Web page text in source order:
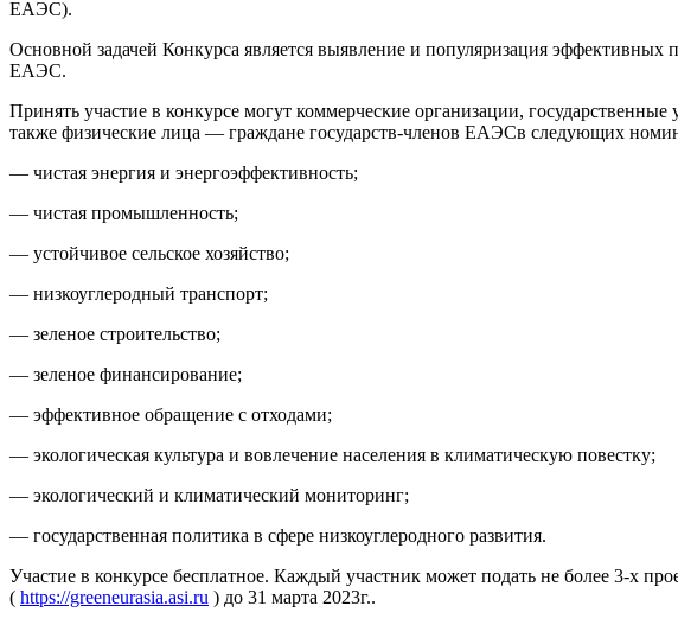
ЕАЭС).
Основной задачей Конкурса является выявление и популяризация
ЕАЭС.
Принять участие в конкурсе могут коммерческие организации,
также физические лица — граждане государств-членов ЕАЭСв следующих
— чистая энергия и энергоэффективность;
— чистая промышленность;
— устойчивое сельское хозяйство;
— низкоуглеродный транспорт;
— зеленое строительство;
— зеленое финансирование;
— эффективное обращение с отходами;
— экологическая культура и вовлечение населения в климатическую повестку;
— экологический и климатический мониторинг;
— государственная политика в сфере низкоуглеродного развития.
Участие в конкурсе бесплатное. Каждый участник может подать не более 3-х
( https://greeneurasia.asi.ru ) до 31 марта 2023г..